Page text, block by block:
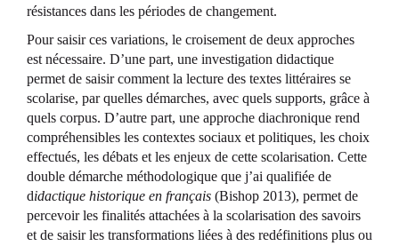
résistances dans les périodes de changement.
Pour saisir ces variations, le croisement de deux approches
est nécessaire. D’une part, une investigation didactique
permet de saisir comment la lecture des textes littéraires se
scolarise, par quelles démarches, avec quels supports, grâce à
quels corpus. D’autre part, une approche diachronique rend
compréhensibles les contextes sociaux et politiques, les choix
effectués, les débats et les enjeux de cette scolarisation. Cette
double démarche méthodologique que j’ai qualifiée de
didactique historique en français (Bishop 2013), permet de
percevoir les finalités attachées à la scolarisation des savoirs
et de saisir les transformations liées à des redéfinitions plus ou